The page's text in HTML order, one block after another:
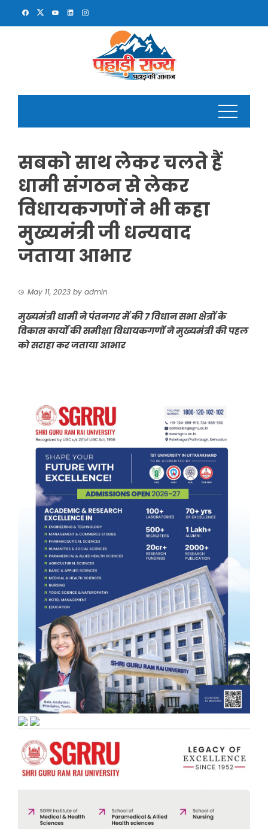
सबको साथ लेकर चलते हैं
धामी संगठन से लेकर
विधायकगणों ने भी कहा
मुख्यमंत्री जी धन्यवाद
जताया आभार
May 11, 2023 by admin
मुख्यमंत्री धामी ने पंतनगर में की 7 विधान सभा क्षेत्रों के
विकास कार्यों की समीक्षा विधायकगणों ने मुख्यमंत्री की पहल
को सराहा कर जताया आभार